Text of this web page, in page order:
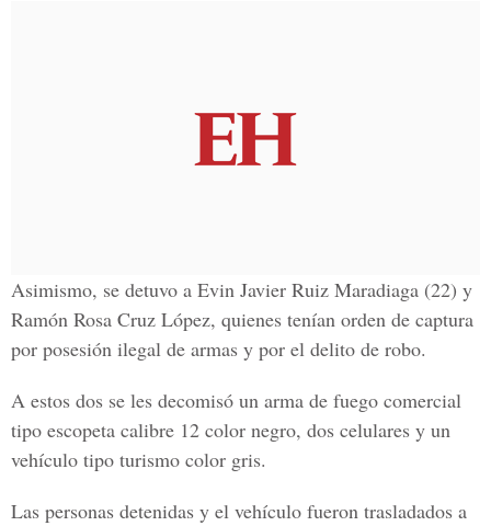
Asimismo, se detuvo a Evin Javier Ruiz Maradiaga (22) y
Ramón Rosa Cruz López, quienes tenían orden de captura
por posesión ilegal de armas y por el delito de robo.
A estos dos se les decomisó un arma de fuego comercial
tipo escopeta calibre 12 color negro, dos celulares y un
vehículo tipo turismo color gris.
Las personas detenidas y el vehículo fueron trasladados a